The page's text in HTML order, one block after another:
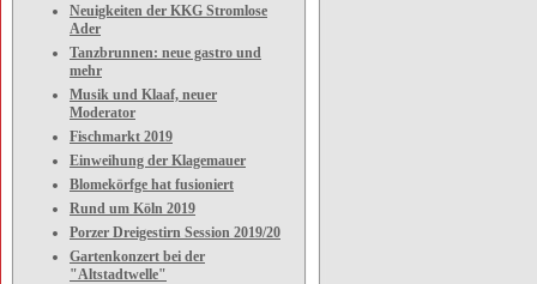
Neuigkeiten der KKG Stromlose
Ader
Tanzbrunnen: neue gastro und
mehr
Musik und Klaaf, neuer
Moderator
Fischmarkt 2019
Einweihung der Klagemauer
Blomekörfge hat fusioniert
Rund um Köln 2019
Porzer Dreigestirn Session 2019/20
Gartenkonzert bei der
"Altstadtwelle"